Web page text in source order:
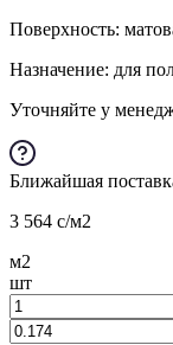
Поверхность:
Назначение: для
Уточняйте у
Ближайшая
3 564 c/м2
м2
шт